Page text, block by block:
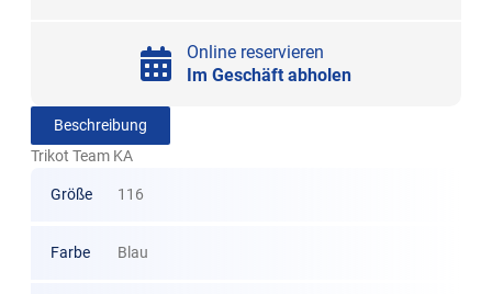
Online reservieren
Im Geschäft abholen
Beschreibung
Trikot Team KA
Größe 116
Farbe Blau